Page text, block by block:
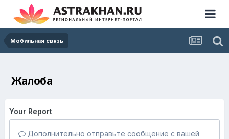
Мобильная связь
Жалоба
Your Report
Дополнительно отправьте сообщение с вашей